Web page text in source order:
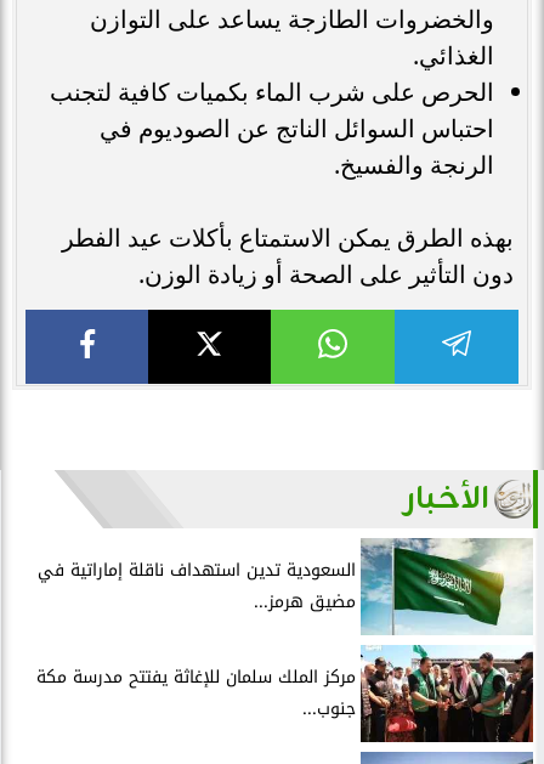
والخضروات الطازجة يساعد على التوازن
الغذائي.
الحرص على شرب الماء بكميات كافية لتجنب
احتباس السوائل الناتج عن الصوديوم في
الرنجة والفسيخ.
بهذه الطرق يمكن الاستمتاع بأكلات عيد الفطر
دون التأثير على الصحة أو زيادة الوزن.
الأخبار
السعودية تدين استهداف ناقلة إماراتية في
مضيق هرمز...
مركز الملك سلمان للإغاثة يفتتح مدرسة مكة
جنوب...